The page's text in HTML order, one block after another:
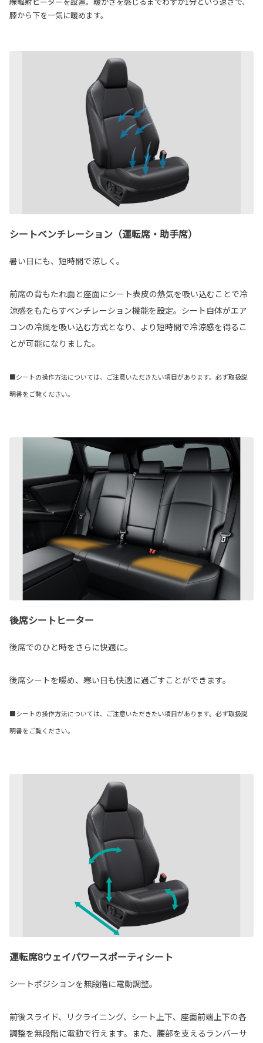
膝から下を一気に暖めます。
シートベンチレーション（運転席・助手席）
暑い日にも、短時間で涼しく。
前席の背もたれ面と座面にシート表皮の熱気を吸い込むことで冷
涼感をもたらすベンチレーション機能を設定。シート自体がエア
コンの冷風を吸い込む方式となり、より短時間で冷涼感を得るこ
とが可能になりました。
■シートの操作方法については、ご注意いただきたい項目があります。必ず取扱説
明書をご覧ください。
後席シートヒーター
後席でのひと時をさらに快適に。
後席シートを暖め、寒い日も快適に過ごすことができます。
■シートの操作方法については、ご注意いただきたい項目があります。必ず取扱説
明書をご覧ください。
運転席8ウェイパワースポーティシート
シートポジションを無段階に電動調整。
前後スライド、リクライニング、シート上下、座面前端上下の各
調整を無段階に電動で行えます。また、腰部を支えるランバーサ